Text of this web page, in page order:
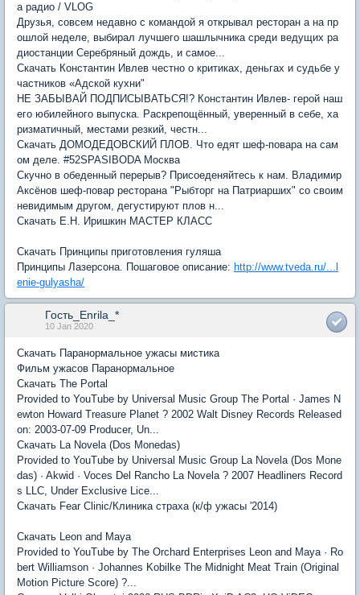
а радио / VLOG
Друзья, совсем недавно с командой я открывал ресторан а на пр
ошлой неделе, выбирал лучшего шашлычника среди ведущих ра
диостанции Серебряный дождь, и самое...
Скачать Константин Ивлев честно о критиках, деньгах и судьбе у
частников «Адской кухни"
НЕ ЗАБЫВАЙ ПОДПИСЫВАТЬСЯ!? Константин Ивлев- герой наш
его юбилейного выпуска. Раскрепощённый, уверенный в себе, ха
ризматичный, местами резкий, честн...
Скачать ДОМОДЕДОВСКИЙ ПЛОВ. Что едят шеф-повара на сам
ом деле. #52SPASIBODA Москва
Скучно в обеденный перерыв? Присоеденяйтесь к нам. Владимир
Аксёнов шеф-повар ресторана "Рыбторг на Патриарших" со своим
невидимым другом, дегустируют плов н...
Скачать Е.Н. Иришкин МАСТЕР КЛАСС
Скачать Принципы приготовления гуляша
Принципы Лазерсона. Пошаговое описание: http://www.tveda.ru/...l
enie-gulyasha/
Гость_Enrila_*
10 Jan 2020
Скачать Паранормальное ужасы мистика
Фильм ужасов Паранормальное
Скачать The Portal
Provided to YouTube by Universal Music Group The Portal · James N
ewton Howard Treasure Planet ? 2002 Walt Disney Records Released
on: 2003-07-09 Producer, Un...
Скачать La Novela (Dos Monedas)
Provided to YouTube by Universal Music Group La Novela (Dos Mone
das) · Akwid · Voces Del Rancho La Novela ? 2007 Headliners Record
s LLC, Under Exclusive Lice...
Скачать Fear Clinic/Клиника страха (к/ф ужасы '2014)
Скачать Leon and Maya
Provided to YouTube by The Orchard Enterprises Leon and Maya · Ro
bert Williamson · Johannes Kobilke The Midnight Meat Train (Original
Motion Picture Score) ?...